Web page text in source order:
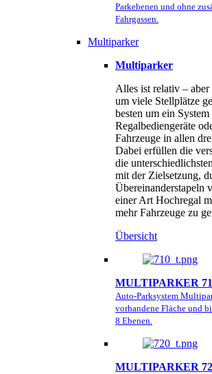
Parkebenen und ohne
Fahrgassen.
Multiparker
Multiparker
Alles ist relativ –
um viele Stellplätze
besten um ein
Regalbediengeräte
Fahrzeuge in allen
Dabei erfüllen die
die
mit der Zielsetzung,
Übereinanderstapeln
einer Art Hochregal
mehr Fahrzeuge zu
Übersicht
MULTIPARKER
Auto-Parksystem
vorhandene Fläche und
8 Ebenen.
MULTIPARKER